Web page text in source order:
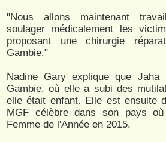
"Nous allons maintenant
soulager médicalement les
proposant une chirurgie
Gambie."
Nadine Gary explique que
Gambie, où elle a subi des
elle était enfant. Elle est ensuite
MGF célèbre dans son pays
Femme de l'Année en 2015.